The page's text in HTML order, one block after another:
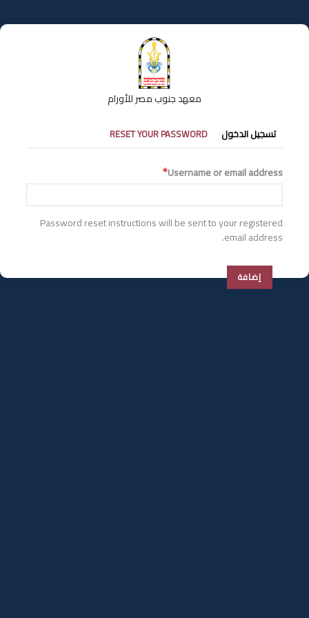
إلى
المحتوى
معهد جنوب مصر للأورام
التبويبات
الأساسية
تسجيل الدخول RESET YOUR PASSWORD
Username or email address
Password reset instructions will be sent to your registered
email address.